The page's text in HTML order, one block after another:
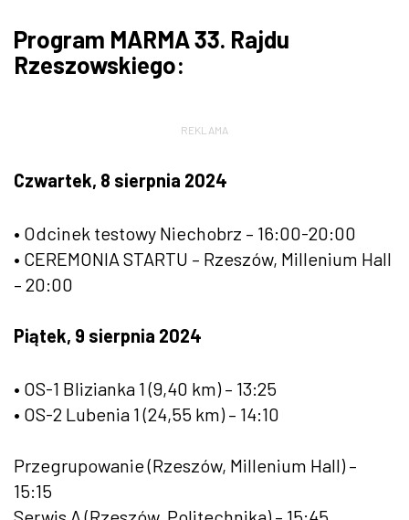
Program MARMA 33. Rajdu
Rzeszowskiego:
REKLAMA
Czwartek, 8 sierpnia 2024
• Odcinek testowy Niechobrz – 16:00-20:00
• CEREMONIA STARTU – Rzeszów, Millenium Hall
– 20:00
Piątek, 9 sierpnia 2024
• OS-1 Blizianka 1 (9,40 km) – 13:25
• OS-2 Lubenia 1 (24,55 km) – 14:10
Przegrupowanie (Rzeszów, Millenium Hall) –
15:15